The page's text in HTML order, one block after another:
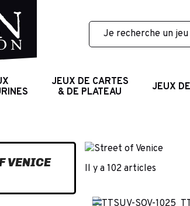
JEUX DE CARTES
& DE PLATEAU
JEUX
VENICE Il y a 102 articles